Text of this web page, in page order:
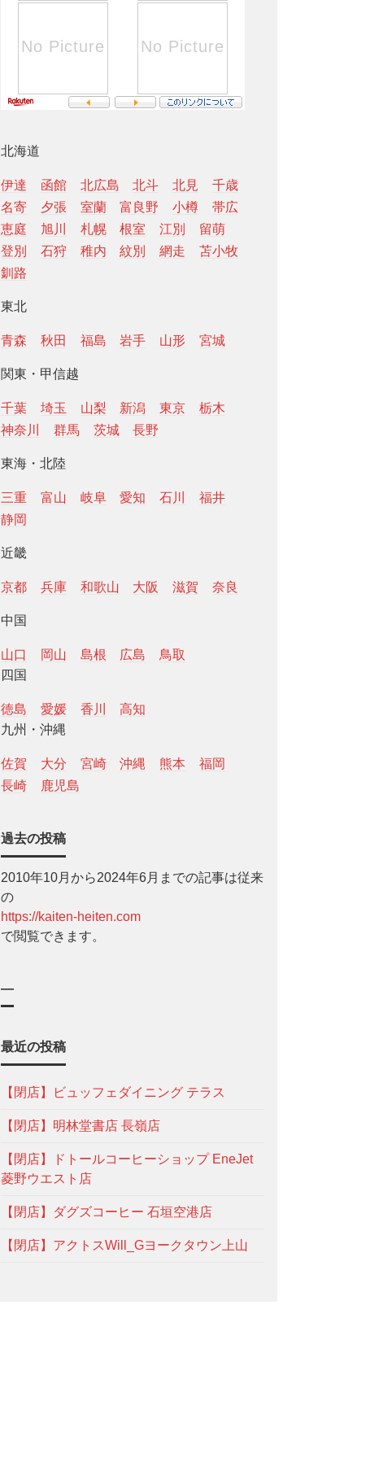
北海道
伊達 函館 北広島 北斗 北見
千歳
名寄
夕張 室蘭 富良野 小樽
帯広
恵庭
旭川 札幌 根室 江別
留萌
登別
石狩 稚内 紋別 網走
苫小牧
釧路
東北
青森 秋田 福島 岩手 山形 宮城
関東・甲信越
千葉 埼玉 山梨 新潟 東京
栃木
神奈川
群馬 茨城 長野
東海・北陸
三重 富山 岐阜 愛知 石川
福井
静岡
近畿
京都 兵庫 和歌山 大阪 滋賀 奈良
中国
山口 岡山 島根 広島
鳥取
四国
徳島 愛媛 香川
高知
九州・沖縄
佐賀 大分 宮崎 沖縄 熊本
福岡
長崎
鹿児島
過去の投稿
2010年10月から2024年6月までの記事は従来
の
https://kaiten-heiten.com
で閲覧できます。
—
最近の投稿
【閉店】ビュッフェダイニング テラス
【閉店】明林堂書店 長嶺店
【閉店】ドトールコーヒーショップ EneJet
菱野ウエスト店
【閉店】ダグズコーヒー 石垣空港店
【閉店】アクトスWill_Gヨークタウン上山